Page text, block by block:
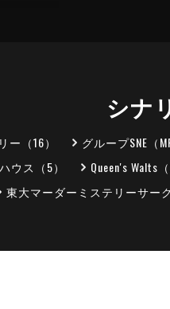
シナ
（16） グループSNE（
ウス（5） Queen's Walts（
東大マーダーミステリーサー